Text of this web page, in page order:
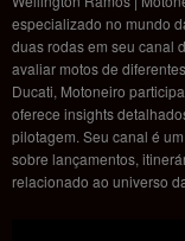
especializado no mundo
duas rodas em seu canal
avaliar motos de
Ducati, Motoneiro
oferece insights
pilotagem. Seu canal é
sobre lançamentos,
relacionado ao universo